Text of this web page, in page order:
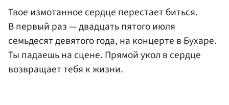
Твое измотанное сердце перестает биться.
В первый раз — двадцать пятого июля
семьдесят девятого года, на концерте в Бухаре.
Ты падаешь на сцене. Прямой укол в сердце
возвращает тебя к жизни.